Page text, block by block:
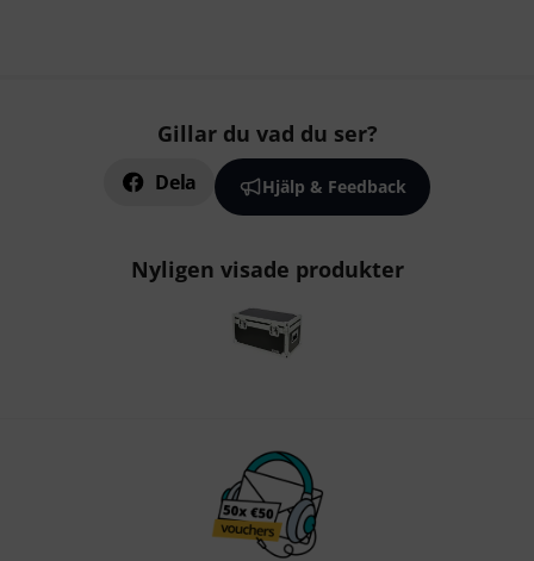
Gillar du vad du ser?
Dela Hjälp & Feedback
Nyligen visade produkter